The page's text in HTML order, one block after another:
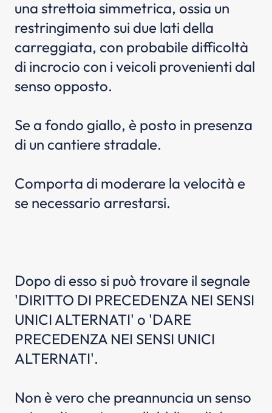
una strettoia simmetrica, ossia un
restringimento sui due lati della
carreggiata, con probabile difficoltà
di incrocio con i veicoli provenienti dal
senso opposto.
Se a fondo giallo, è posto in presenza
di un cantiere stradale.
Comporta di moderare la velocità e
se necessario arrestarsi.
Dopo di esso si può trovare il segnale
'DIRITTO DI PRECEDENZA NEI SENSI
UNICI ALTERNATI' o 'DARE
PRECEDENZA NEI SENSI UNICI
ALTERNATI'.
Non è vero che preannuncia un senso